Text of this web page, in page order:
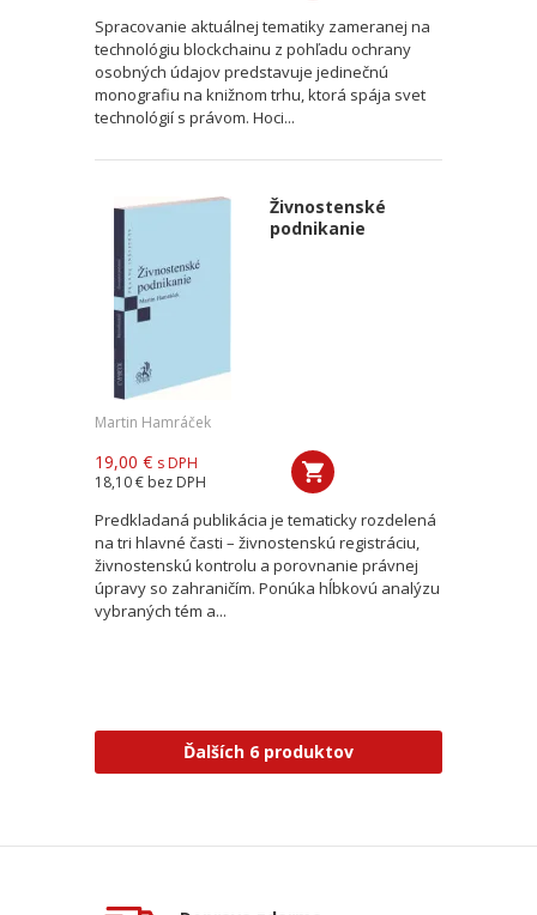
Spracovanie aktuálnej tematiky zameranej na
technológiu blockchainu z pohľadu ochrany
osobných údajov predstavuje jedinečnú
monografiu na knižnom trhu, ktorá spája svet
technológií s právom. Hoci...
Živnostenské
podnikanie
Martin Hamráček
19,00 € s DPH
18,10 € bez DPH
Predkladaná publikácia je tematicky rozdelená
na tri hlavné časti – živnostenskú registráciu,
živnostenskú kontrolu a porovnanie právnej
úpravy so zahraničím. Ponúka hĺbkovú analýzu
vybraných tém a...
Ďalších 6 produktov